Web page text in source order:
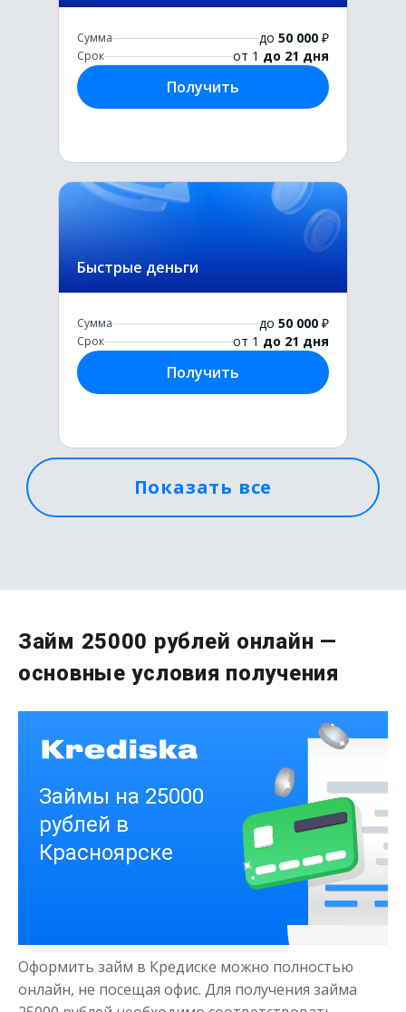
Сумма до 50 000 ₽
Срок от 1 до 21 дня
Получить
Быстрые деньги
Сумма до 50 000 ₽
Срок от 1 до 21 дня
Получить
Получить
Деньги на здоровье
до ₽
до 21 дня
Получить
Показать все
Займ 25000 рублей онлайн —
основные условия получения
Оформить займ в Кредиске можно полностью
онлайн, не посещая офис. Для получения займа